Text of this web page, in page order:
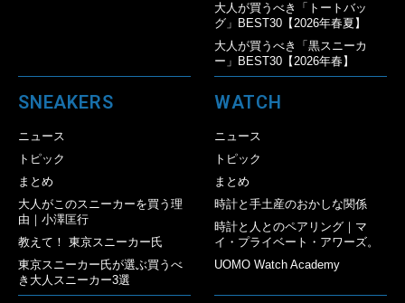
大人が買うべき「トートバッ
グ」BEST30【2026年春夏】
大人が買うべき「黒スニーカ
ー」BEST30【2026年春】
SNEAKERS
ニュース
トピック
まとめ
大人がこのスニーカーを買う理
由｜小澤匡行
教えて！ 東京スニーカー氏
東京スニーカー氏が選ぶ買うべ
き大人スニーカー3選
WATCH
ニュース
トピック
まとめ
時計と手土産のおかしな関係
時計と人とのペアリング｜マ
イ・プライベート・アワーズ。
UOMO Watch Academy